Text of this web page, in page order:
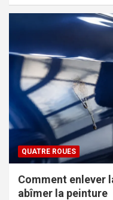
QUATRE ROUES
Comment enlever
abîmer la peinture